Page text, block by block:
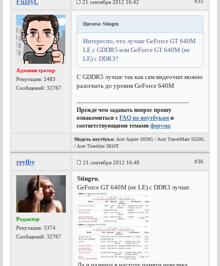
FuzzyL 21 сентября 2012 16:42
Администратор
Репутация:2483
Сообщений: 32767
Цитата: Stingru
Интересно, что лучше GeForce GT 640M
LE c GDDR5 или GeForce GT 640M (не
LE) c DDR3?
С GDDR5 лучше так как сам видеочип можно
разогнать до уровня GeForce 640M
---------------------------------------------------------
Прежде чем задавать вопрос прошу
ознакомиться сFAQ по ноутбукам и
соответствующими темамифорума
Модель ноутбука: Acer Aspire 5920G / Acer TravelMate 5520G
/ Acer Timeline 3810T
reylby 21 сентября 2012 16:48 #36
Редактор
Репутация:5374
Сообщений: 32767
Stingru,
GeForce GT 640M (не LE) c DDR3 лучше.